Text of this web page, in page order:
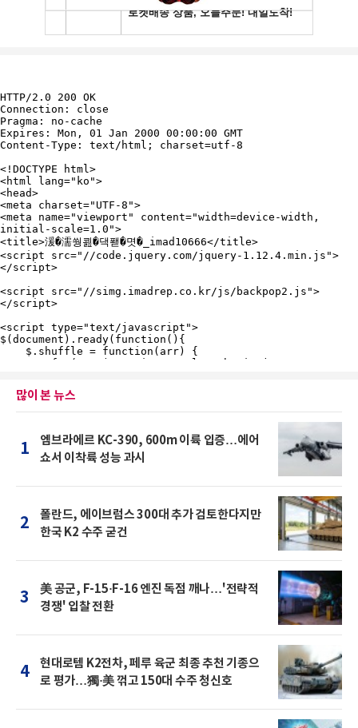
많이 본 뉴스
1
엠브라에르 KC-390, 600m 이륙 입증…에어
쇼서 이착륙 성능 과시
2
폴란드, 에이브럼스 300대 추가 검토한다지만
한국 K2 수주 굳건
3
美 공군, F-15·F-16 엔진 독점 깨나…'전략적
경쟁' 입찰 전환
4
현대로템 K2전차, 페루 육군 최종 추천 기종으
로 평가…獨·美 꺾고 150대 수주 청신호